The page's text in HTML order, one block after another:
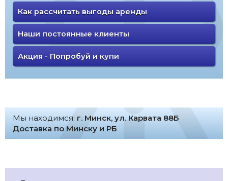
Как рассчитать выгоды аренды
Наши постоянные клиенты
Акция - Попробуй и купи
Мы находимся: г. Минск, ул. Карвата 88Б
Доставка по Минску и РБ